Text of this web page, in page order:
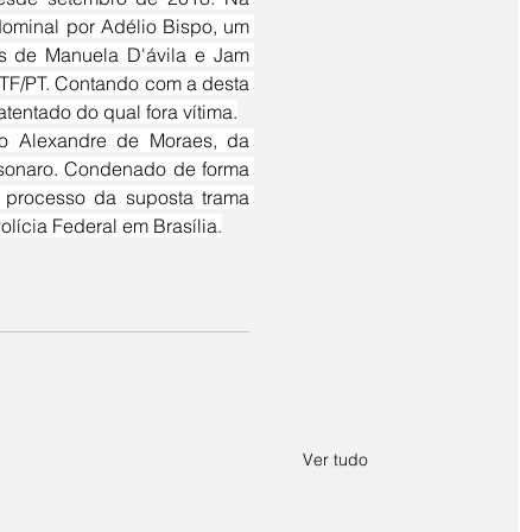
por Adélio Bispo, um
de Manuela D'ávila e Jam
PT. Contando com a desta
do qual fora vítima.
Condenado de forma
da suposta trama
Federal em Brasília.
Ver tudo